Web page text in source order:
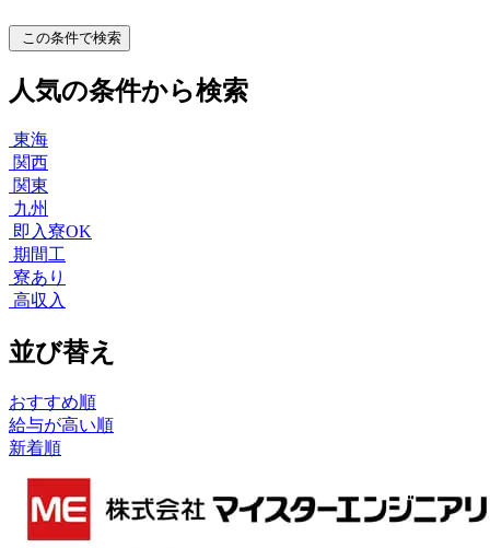
この条件で検索
人気の条件から検索
東海
関西
関東
九州
即入寮OK
期間工
寮あり
高収入
並び替え
おすすめ順
給与が高い順
新着順